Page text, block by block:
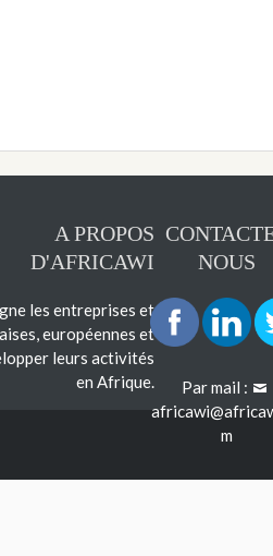
A PROPOS
D'AFRICAWI
les entreprises et
européennes et
leurs activités
en Afrique.
NOUS
Par mail :
m